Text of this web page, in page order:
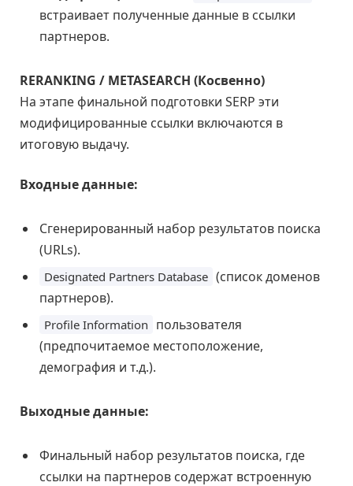
встраивает полученные данные в ссылки
партнеров.
RERANKING / METASEARCH (Косвенно)
На этапе финальной подготовки SERP эти
модифицированные ссылки включаются в
итоговую выдачу.
Входные данные:
Сгенерированный набор результатов поиска
(URLs).
Designated Partners Database (список доменов
партнеров).
Profile Information пользователя
(предпочитаемое местоположение,
демография и т.д.).
Выходные данные:
Финальный набор результатов поиска, где
ссылки на партнеров содержат встроенную